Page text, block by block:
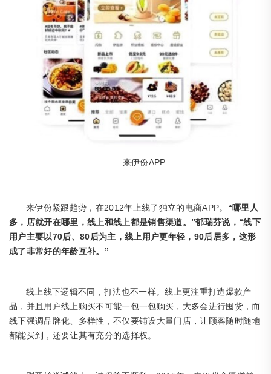
来伊份APP
来伊份紧跟趋势，在2012年上线了独立的电商APP。 “哪里人
多，店就开在哪里，线上和线上都是销售渠道。”郁瑞芬说，“线下
用户主要以70后、80后为主，线上用户更年轻，90后居多，这形
成了非常好的年龄互补。”
线上线下逻辑不同，打法也不一样。线上更注重打造爆款产
品，并且用户线上购买不可能一包一包购买，大多会进行囤货，而
线下强调品牌化、多样性，不仅要铺设大量门店，让顾客随时随地
都能买到，还要让其有充分的选择权。